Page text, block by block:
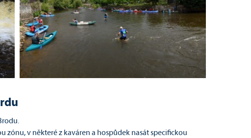
v některé z kaváren a hospůdek nasát specifickou